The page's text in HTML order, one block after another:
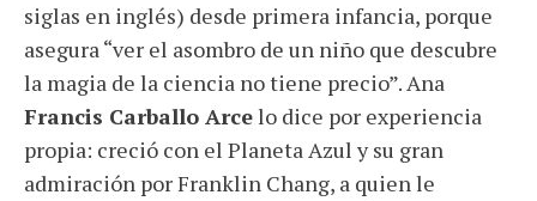
siglas en inglés) desde primera infancia, porque
asegura “ver el asombro de un niño que descubre
la magia de la ciencia no tiene precio”. Ana
Francis Carballo Arcelo dice por experiencia
propia: creció con el Planeta Azul y su gran
admiración por Franklin Chang, a quien le